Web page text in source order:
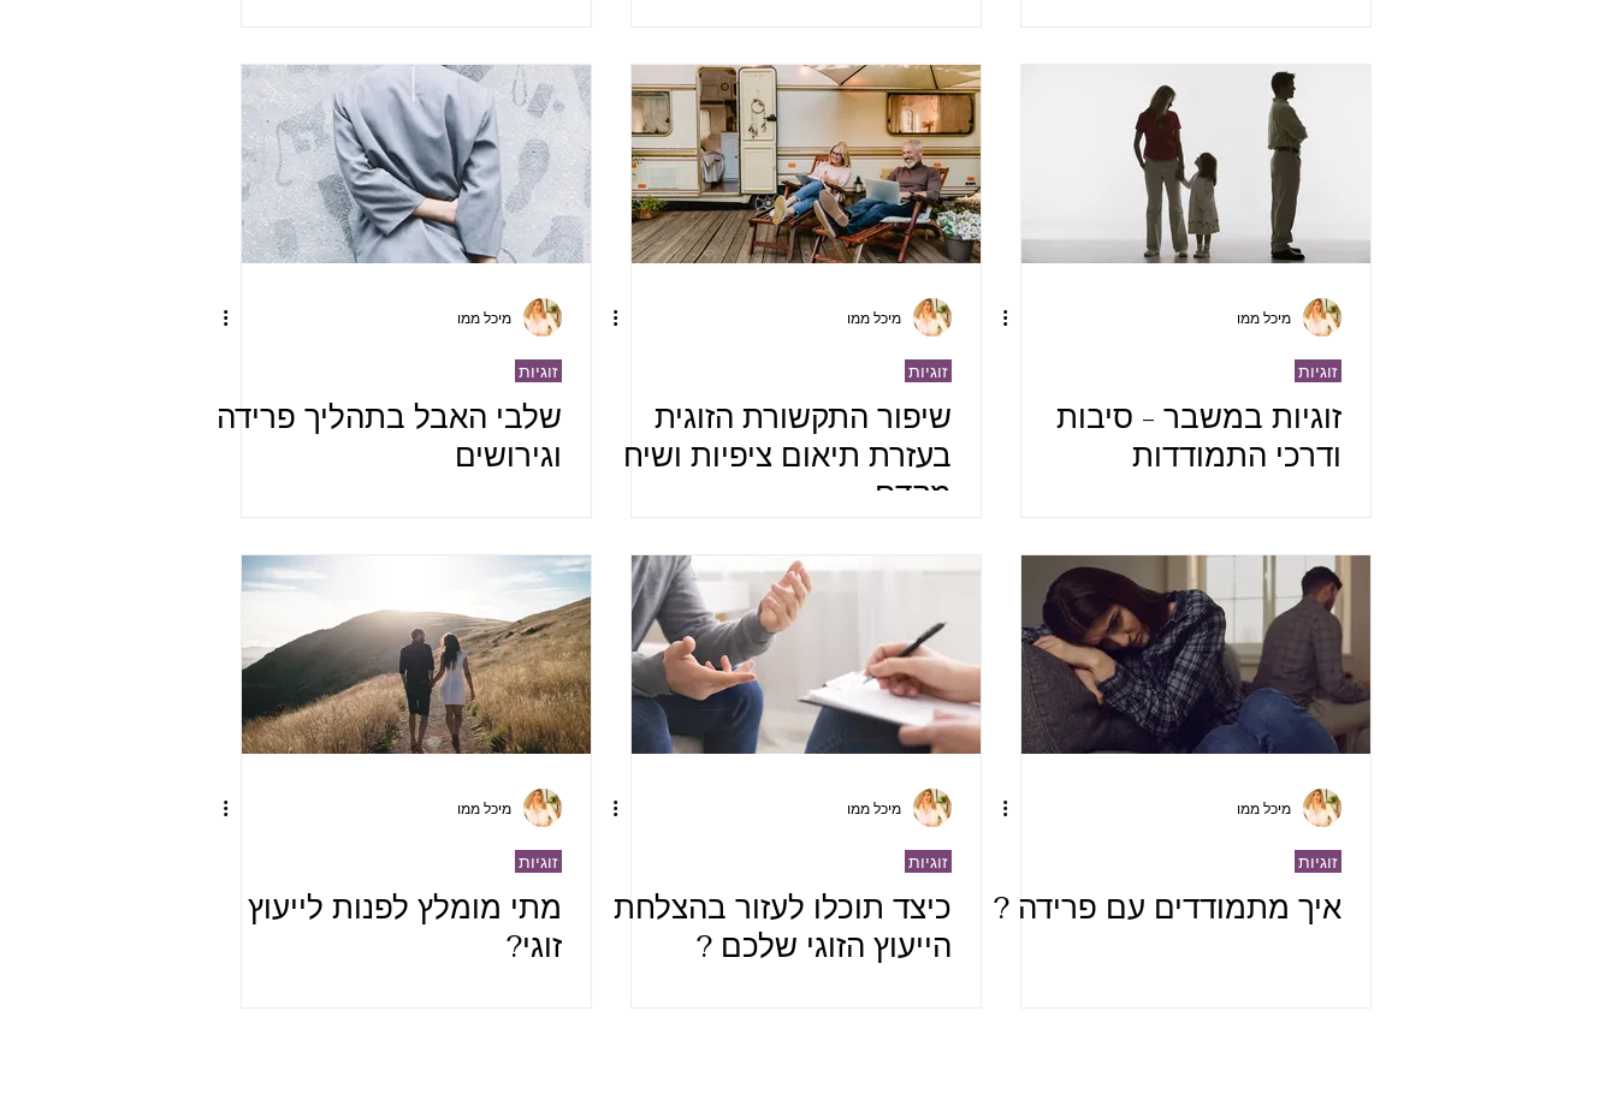
מיכל ממו
זוגיות
זוגיות במשבר - סיבות
ודרכי התמודדות
מיכל ממו
זוגיות
שיפור התקשורת הזוגית
בעזרת תיאום ציפיות ושיח
מקדם.
מיכל ממו
זוגיות
שלבי האבל בתהליך פרידה
וגירושים
מיכל ממו
זוגיות
איך מתמודדים עם פרידה ?
מיכל ממו
זוגיות
כיצד תוכלו לעזור בהצלחת
הייעוץ הזוגי שלכם ?
מיכל ממו
זוגיות
מתי מומלץ לפנות לייעוץ
זוגי?